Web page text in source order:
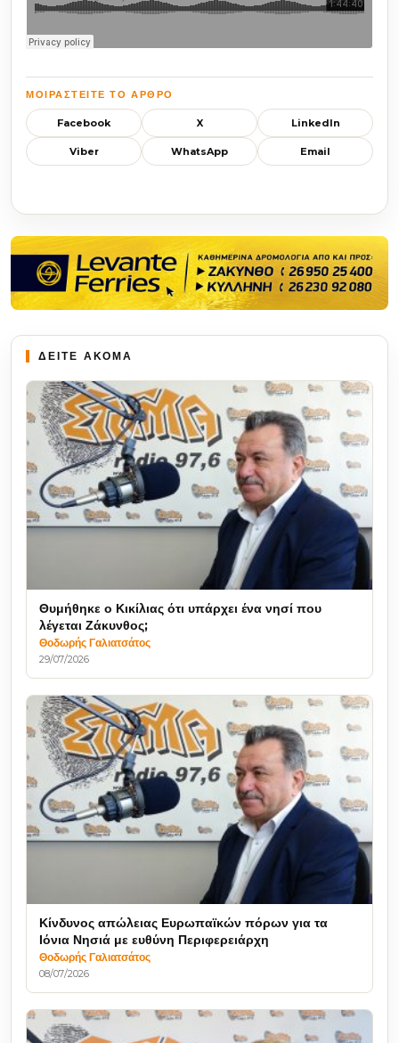
ΜΟΙΡΑΣΤΕΊΤΕ ΤΟ ΆΡΘΡΟ
Facebook X LinkedIn
Viber WhatsApp Email
ΔΕΙΤΕ ΑΚΟΜΑ
Θυμήθηκε ο Κικίλιας ότι υπάρχει ένα νησί που
λέγεται Ζάκυνθος;
Θοδωρής Γαλιατσάτος
29/07/2026
Κίνδυνος απώλειας Ευρωπαϊκών πόρων για τα
Ιόνια Νησιά με ευθύνη Περιφερειάρχη
Θοδωρής Γαλιατσάτος
08/07/2026